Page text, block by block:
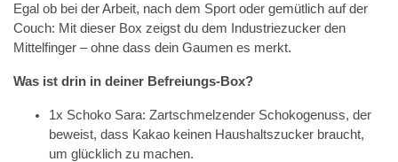
Egal ob bei der Arbeit, nach dem Sport oder gemütlich auf der
Couch: Mit dieser Box zeigst du dem Industriezucker den
Mittelfinger – ohne dass dein Gaumen es merkt.
Was ist drin in deiner Befreiungs-Box?
1x Schoko Sara: Zartschmelzender Schokogenuss, der
beweist, dass Kakao keinen Haushaltszucker braucht,
um glücklich zu machen.